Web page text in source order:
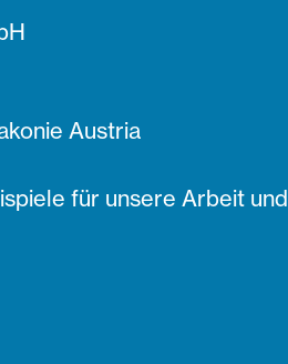
Austria
für unsere Arbeit und